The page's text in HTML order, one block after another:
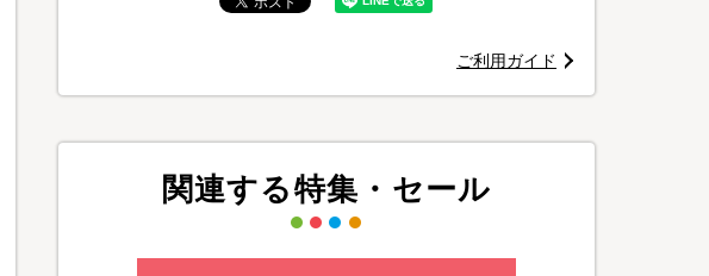
ートフォンアプリと連動して簡単に測定できる高機能な体組成計です。
毎日の健康管理やダイエットの進捗確認がスムーズに行えます。
ご利用ガイド
関連する特集・セール